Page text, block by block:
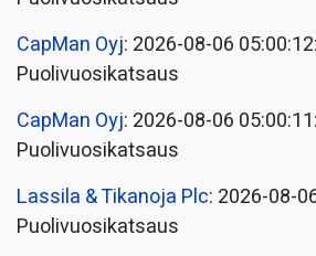
CapMan Oyj: 2026-08-06 05:00:12:
Puolivuosikatsaus
CapMan Oyj: 2026-08-06 05:00:11:
Puolivuosikatsaus
Lassila & Tikanoja Plc: 2026-08-
Puolivuosikatsaus